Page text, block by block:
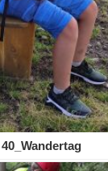
40_Wandertag